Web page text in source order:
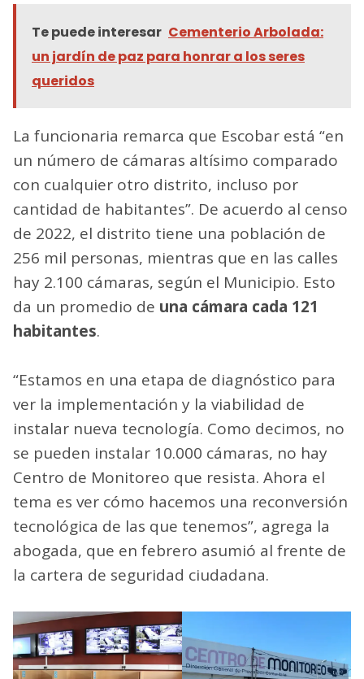
Te puede interesar Cementerio Arbolada:
un jardín de paz para honrar a los seres
queridos
La funcionaria remarca que Escobar está “en
un número de cámaras altísimo comparado
con cualquier otro distrito, incluso por
cantidad de habitantes”. De acuerdo al censo
de 2022, el distrito tiene una población de
256 mil personas, mientras que en las calles
hay 2.100 cámaras, según el Municipio. Esto
da un promedio de una cámara cada 121
habitantes.
“Estamos en una etapa de diagnóstico para
ver la implementación y la viabilidad de
instalar nueva tecnología. Como decimos, no
se pueden instalar 10.000 cámaras, no hay
Centro de Monitoreo que resista. Ahora el
tema es ver cómo hacemos una reconversión
tecnológica de las que tenemos”, agrega la
abogada, que en febrero asumió al frente de
la cartera de seguridad ciudadana.